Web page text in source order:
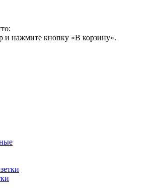
и нажмите кнопку «В корзину».